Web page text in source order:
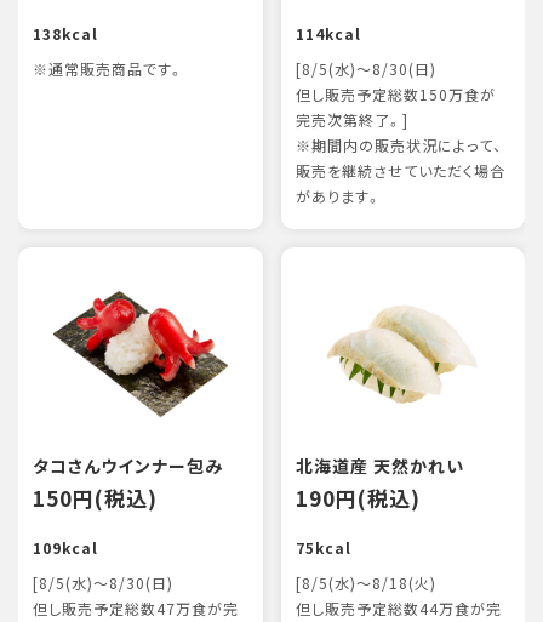
138kcal
※通常販売商品です。
114kcal
[8/5(水)～8/30(日)
但し販売予定総数150万食が
完売次第終了。]
※期間内の販売状況によって、
販売を継続させていただく場合
があります。
タコさんウインナー包み
150円(税込)
109kcal
[8/5(水)～8/30(日)
但し販売予定総数47万食が完
北海道産 天然かれい
190円(税込)
75kcal
[8/5(水)～8/18(火)
但し販売予定総数44万食が完